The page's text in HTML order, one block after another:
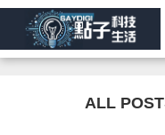
ALL